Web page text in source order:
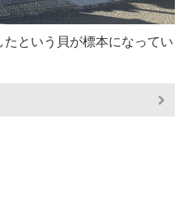
という貝が標本になってい